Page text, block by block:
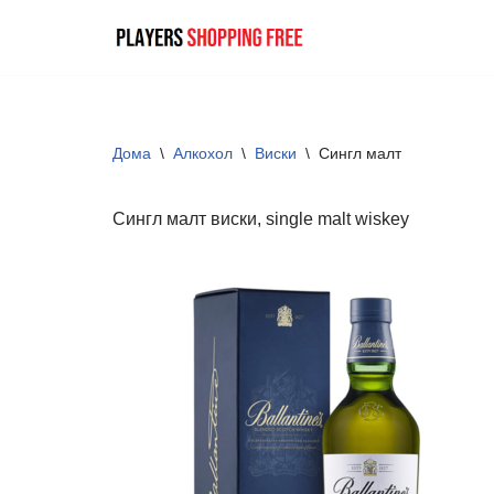
Дома \ Алкохол \ Виски \ Сингл малт
Сингл малт виски, single malt wiskey